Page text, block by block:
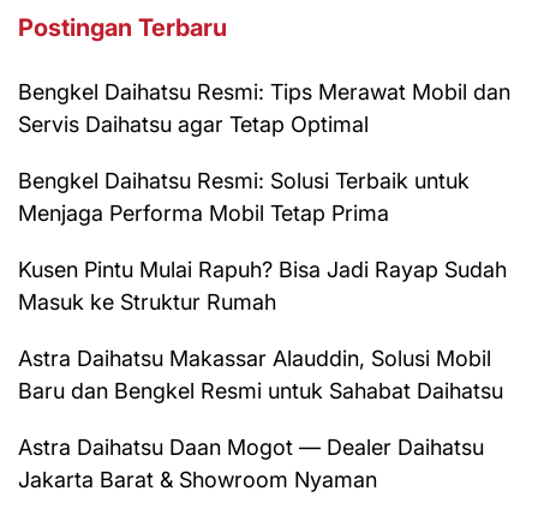
Postingan Terbaru
Bengkel Daihatsu Resmi: Tips Merawat Mobil dan
Servis Daihatsu agar Tetap Optimal
Bengkel Daihatsu Resmi: Solusi Terbaik untuk
Menjaga Performa Mobil Tetap Prima
Kusen Pintu Mulai Rapuh? Bisa Jadi Rayap Sudah
Masuk ke Struktur Rumah
Astra Daihatsu Makassar Alauddin, Solusi Mobil
Baru dan Bengkel Resmi untuk Sahabat Daihatsu
Astra Daihatsu Daan Mogot — Dealer Daihatsu
Jakarta Barat & Showroom Nyaman